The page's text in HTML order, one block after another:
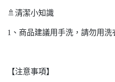
🚿清潔小知識
1、商品建議用手洗，請勿用洗
【注意事項】